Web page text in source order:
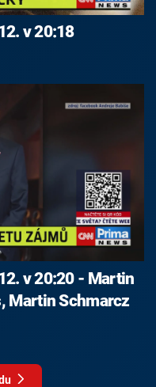
v 20:18
v 20:20 - Martin
Martin Schmarcz